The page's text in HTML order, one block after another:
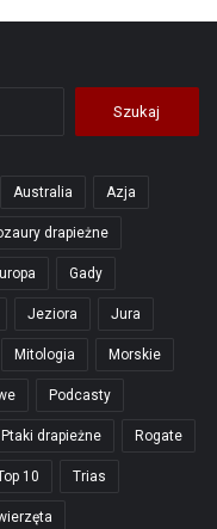
Australia Azja
drapieżne
Gady
Jeziora Jura
Mitologia Morskie
Podcasty
Ptaki drapieżne Rogate
10 Trias